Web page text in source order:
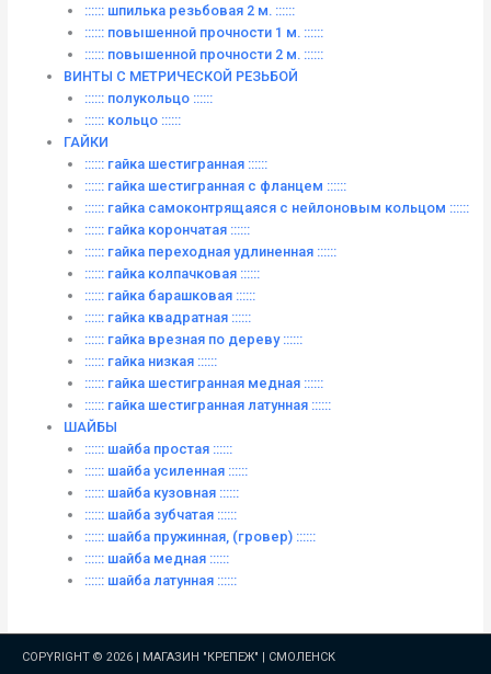
:::::: шпилька резьбовая 2 м. ::::::
:::::: повышенной прочности 1 м. ::::::
:::::: повышенной прочности 2 м. ::::::
ВИНТЫ C МЕТРИЧЕСКОЙ РЕЗЬБОЙ
:::::: полукольцо ::::::
:::::: кольцо ::::::
ГАЙКИ
:::::: гайка шестигранная ::::::
:::::: гайка шестигранная с фланцем ::::::
:::::: гайка самоконтрящаяся с нейлоновым кольцом ::::::
:::::: гайка корончатая ::::::
:::::: гайка переходная удлиненная ::::::
:::::: гайка колпачковая ::::::
:::::: гайка барашковая ::::::
:::::: гайка квадратная ::::::
:::::: гайка врезная по дереву ::::::
:::::: гайка низкая ::::::
:::::: гайка шестигранная медная ::::::
:::::: гайка шестигранная латунная ::::::
ШАЙБЫ
:::::: шайба простая ::::::
:::::: шайба усиленная ::::::
:::::: шайба кузовная ::::::
:::::: шайба зубчатая ::::::
:::::: шайба пружинная, (гровер) ::::::
:::::: шайба медная ::::::
:::::: шайба латунная ::::::
COPYRIGHT © 2026 | МАГАЗИН "КРЕПЕЖ" | СМОЛЕНСК